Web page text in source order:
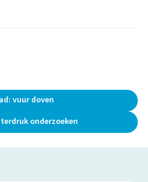
vuur doven
onderzoeken